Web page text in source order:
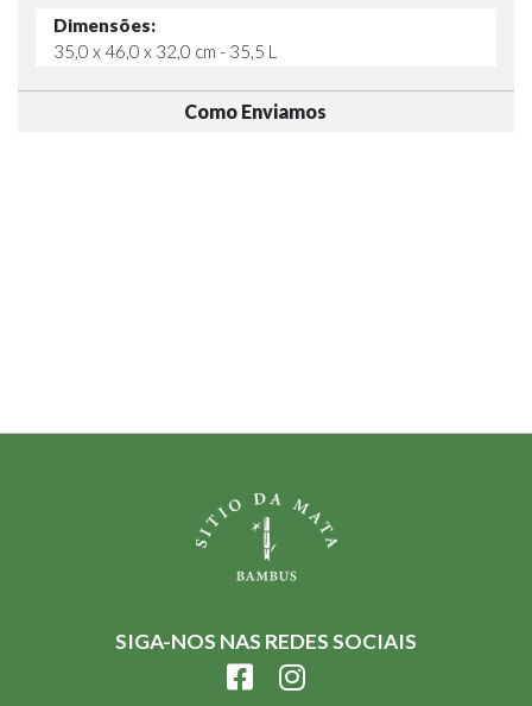
Dimensões:
35,0 x 46,0 x 32,0 cm - 35,5 L
Como Enviamos
SIGA-NOS NAS REDES SOCIAIS